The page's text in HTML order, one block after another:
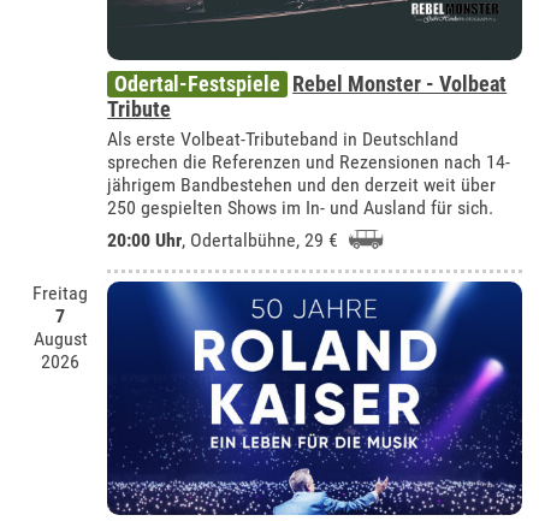
Odertal-Festspiele Rebel Monster - Volbeat
Tribute
Als erste Volbeat-Tributeband in Deutschland
sprechen die Referenzen und Rezensionen nach 14-
jährigem Bandbestehen und den derzeit weit über
250 gespielten Shows im In- und Ausland für sich.
20:00 Uhr, Odertalbühne, 29 €
Freitag
7
August
2026